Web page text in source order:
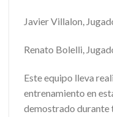
Javier Villalon,
Renato Bolelli,
Este equipo lleva
entrenamiento en
demostrado durante